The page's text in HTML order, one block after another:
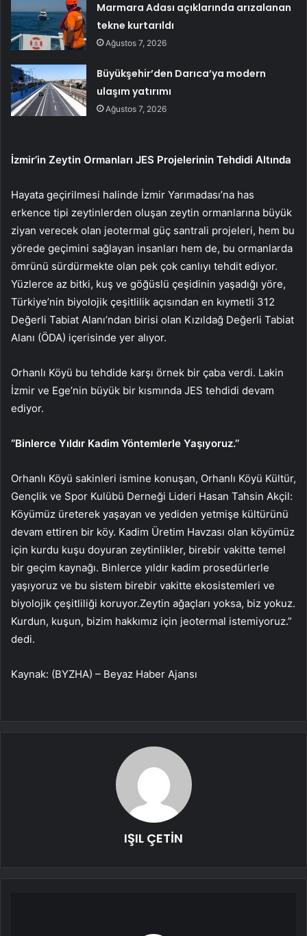
Marmara Adası açıklarında arızalanan
tekne kurtarıldı
Ağustos 7, 2026
Büyükşehir’den Darıca’ya modern
ulaşım yatırımı
Ağustos 7, 2026
İzmir’in Zeytin Ormanları JES Projelerinin Tehdidi Altında
Hayata geçirilmesi halinde İzmir Yarımadası’na has
erkence tipi zeytinlerden oluşan zeytin ormanlarına büyük
ziyan verecek olan jeotermal güç santrali projeleri, hem bu
yörede geçimini sağlayan insanları hem de, bu ormanlarda
ömrünü sürdürmekte olan pek çok canlıyı tehdit ediyor.
Yüzlerce az bitki, kuş ve göğüslü çeşidinin yaşadığı yöre,
Türkiye’nin biyolojik çeşitlilik açısından en kıymetli 312
Değerli Tabiat Alanı’ndan birisi olan Kızıldağ Değerli Tabiat
Alanı (ÖDA) içerisinde yer alıyor.
Orhanlı Köyü bu tehdide karşı örnek bir çaba verdi. Lakin
İzmir ve Ege’nin büyük bir kısmında JES tehdidi devam
ediyor.
‘’Binlerce Yıldır Kadim Yöntemlerle Yaşıyoruz.’’
Orhanlı Köyü sakinleri ismine konuşan, Orhanlı Köyü Kültür,
Gençlik ve Spor Kulübü Derneği Lideri Hasan Tahsin Akçil:
Köyümüz üreterek yaşayan ve yediden yetmişe kültürünü
devam ettiren bir köy. Kadim Üretim Havzası olan köyümüz
için kurdu kuşu doyuran zeytinlikler, birebir vakitte temel
bir geçim kaynağı. Binlerce yıldır kadim prosedürlerle
yaşıyoruz ve bu sistem birebir vakitte ekosistemleri ve
biyolojik çeşitliliği koruyor.Zeytin ağaçları yoksa, biz yokuz.
Kurdun, kuşun, bizim hakkımız için jeotermal istemiyoruz.”
dedi.
Kaynak: (BYZHA) – Beyaz Haber Ajansı
IŞIL ÇETİN